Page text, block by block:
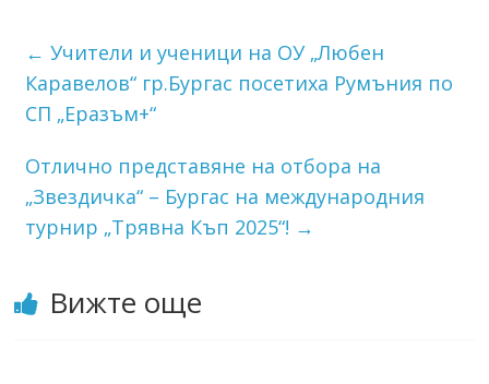
← Учители и ученици на ОУ „Любен
Каравелов“ гр.Бургас посетиха Румъния по
СП „Еразъм+“
Отлично представяне на отбора на
„Звездичка“ – Бургас на международния
турнир „Трявна Къп 2025“! →
Вижте още